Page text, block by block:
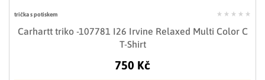
trička s potiskem
Carhartt triko -107781 I26 Irvine Relaxed Multi Color C
T-Shirt
750 Kč